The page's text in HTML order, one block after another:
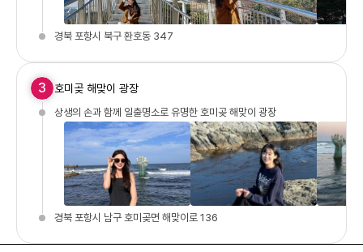
경북 포항시 북구 환호동 347
3 호미곶 해맞이 광장
상생의 손과 함께 일출명소로 유명한 호미곶 해맞이 광장
경북 포항시 남구 호미곶면 해맞이로 136